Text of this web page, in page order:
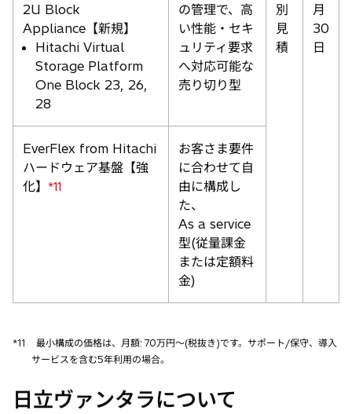
2U Block
Appliance【新規】
Hitachi Virtual
Storage Platform
One Block 23, 26,
28
の管理で、高
い性能・セキ
ュリティ要求
へ対応可能な
売り切り型
別
見
積
月
30
日
EverFlex from Hitachi
ハードウェア基盤【強
化】
*11
お客さま要件
に合わせて自
由に構成し
た、
As a service
型(従量課金
または定額料
金)
*11
最小構成の価格は、月額: 70万円〜(税抜き)です。サポート/保守、導入
サービスを含む5年利用の場合。
日立ヴァンタラについて